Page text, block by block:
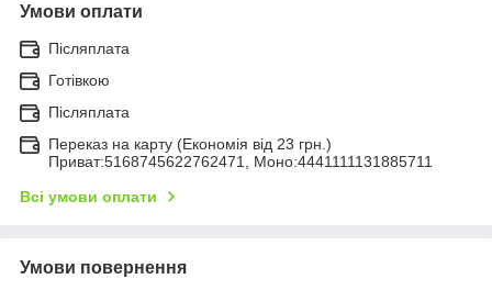
Умови оплати
Післяплата
Готівкою
Післяплата
Переказ на карту (Економія від 23 грн.)
Приват:5168745622762471, Моно:4441111131885711
Всі умови оплати
Умови повернення